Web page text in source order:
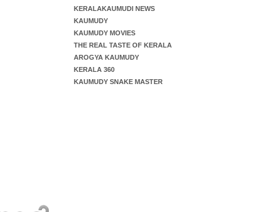
KERALAKAUMUDI NEWS
KAUMUDY
KAUMUDY MOVIES
THE REAL TASTE OF KERALA
AROGYA KAUMUDY
KERALA 360
KAUMUDY SNAKE MASTER